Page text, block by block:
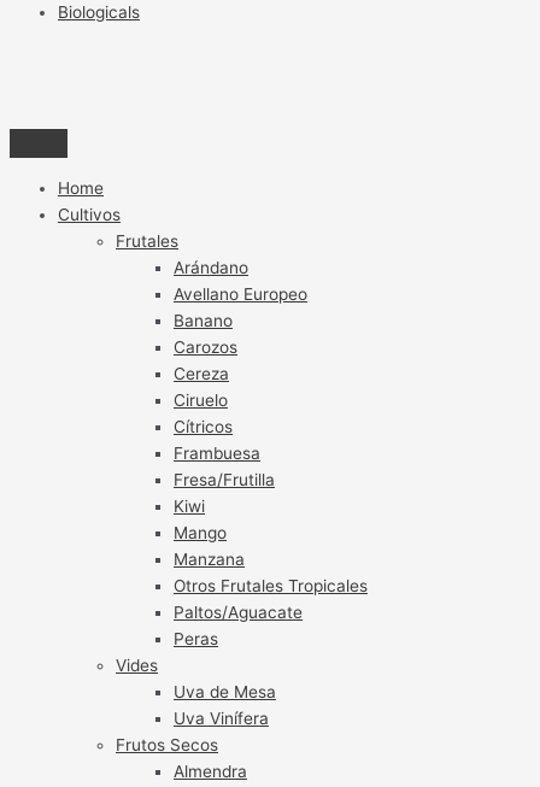
Biologicals
Home
Cultivos
Frutales
Arándano
Avellano Europeo
Banano
Carozos
Cereza
Ciruelo
Cítricos
Frambuesa
Fresa/Frutilla
Kiwi
Mango
Manzana
Otros Frutales Tropicales
Paltos/Aguacate
Peras
Vides
Uva de Mesa
Uva Vinífera
Frutos Secos
Almendra